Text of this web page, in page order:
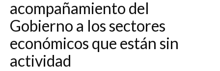
acompañamiento del
Gobierno a los sectores
económicos que están sin
actividad